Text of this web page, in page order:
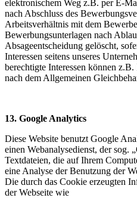
elektronischem Weg z.B. per E-
nach Abschluss des
Arbeitsverhältnis mit dem
Bewerbungsunterlagen nach
Absageentscheidung gelöscht,
Interessen seitens unseres
berechtigte Interessen können
nach dem Allgemeinen
13. Google Analytics
Diese Website benutzt Google
einen Webanalysedienst, der sog.
Textdateien, die auf Ihrem
eine Analyse der Benutzung der
Die durch das Cookie erzeugten
der Webseite wie